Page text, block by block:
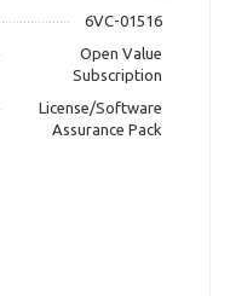
6VC-01516
Open Value
Subscription
License/Software
Assurance Pack